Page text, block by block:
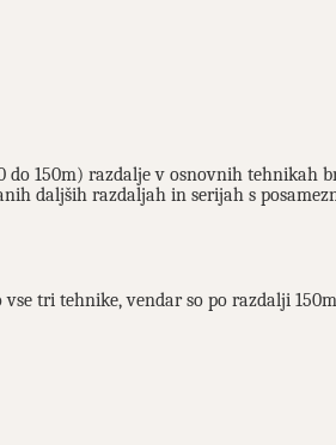
do 150m) razdalje v osnovnih tehnikah
daljših razdaljah in serijah s
tri tehnike, vendar so po razdalji